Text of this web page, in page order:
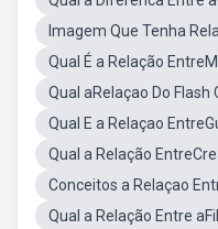
Imagem Que Tenha
Qual É a Relação
Qual aRelaçao Do Flash
Qual E a Relaçao
Qual a Relação
Conceitos a Relaçao
Qual a Relação Entre